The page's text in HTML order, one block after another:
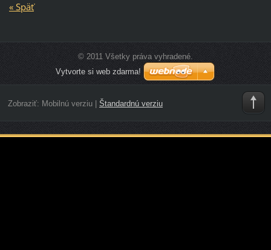
« Späť
© 2011 Všetky práva vyhradené.
Vytvorte si web zdarma!
Zobraziť: Mobilnú verziu| Štandardnú verziu